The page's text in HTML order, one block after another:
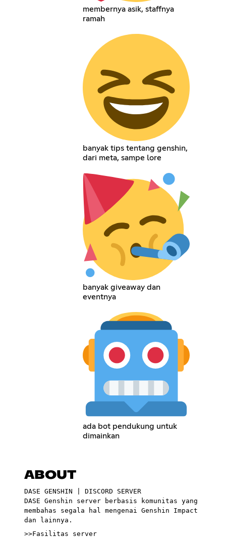
membernya asik, staffnya
ramah
banyak tips tentang genshin,
dari meta, sampe lore
banyak giveaway dan
eventnya
ada bot pendukung untuk
dimainkan
ABOUT
DASE GENSHIN | DISCORD SERVER
DASE Genshin server berbasis komunitas yang
membahas segala hal mengenai Genshin Impact
dan lainnya.
>>Fasilitas server